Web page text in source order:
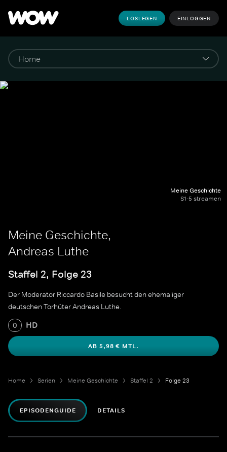
LOSLEGEN EINLOGGEN
Meine Geschichte
S1-5 streamen
Meine Geschichte,
Andreas Luthe
Staffel 2, Folge 23
Der Moderator Riccardo Basile besucht den ehemaliger
deutschen Torhüter Andreas Luthe.
0 HD
AB 5,98 € MTL.
Home Serien Meine Geschichte Staffel 2 Folge 23
EPISODENGUIDE DETAILS